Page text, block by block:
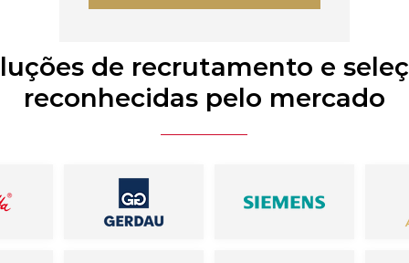
de recrutamento e
reconhecidas pelo mercado